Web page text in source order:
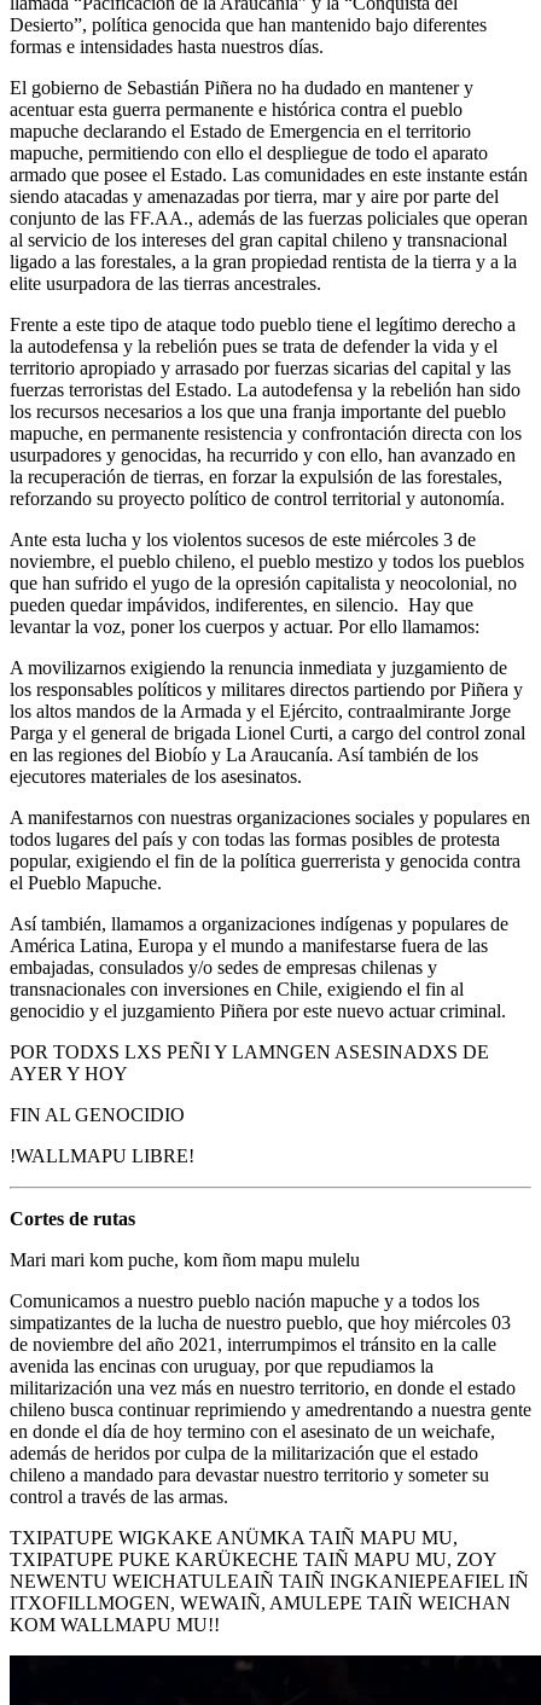
Desierto”, política genocida que han mantenido bajo diferentes
formas e intensidades hasta nuestros días.
El gobierno de Sebastián Piñera no ha dudado en mantener y
acentuar esta guerra permanente e histórica contra el pueblo
mapuche declarando el Estado de Emergencia en el territorio
mapuche, permitiendo con ello el despliegue de todo el aparato
armado que posee el Estado. Las comunidades en este instante están
siendo atacadas y amenazadas por tierra, mar y aire por parte del
conjunto de las FF.AA., además de las fuerzas policiales que operan
al servicio de los intereses del gran capital chileno y transnacional
ligado a las forestales, a la gran propiedad rentista de la tierra y a la
elite usurpadora de las tierras ancestrales.
Frente a este tipo de ataque todo pueblo tiene el legítimo derecho a
la autodefensa y la rebelión pues se trata de defender la vida y el
territorio apropiado y arrasado por fuerzas sicarias del capital y las
fuerzas terroristas del Estado. La autodefensa y la rebelión han sido
los recursos necesarios a los que una franja importante del pueblo
mapuche, en permanente resistencia y confrontación directa con los
usurpadores y genocidas, ha recurrido y con ello, han avanzado en
la recuperación de tierras, en forzar la expulsión de las forestales,
reforzando su proyecto político de control territorial y autonomía.
Ante esta lucha y los violentos sucesos de este miércoles 3 de
noviembre, el pueblo chileno, el pueblo mestizo y todos los pueblos
que han sufrido el yugo de la opresión capitalista y neocolonial, no
pueden quedar impávidos, indiferentes, en silencio. Hay que
levantar la voz, poner los cuerpos y actuar. Por ello llamamos:
A movilizarnos exigiendo la renuncia inmediata y juzgamiento de
los responsables políticos y militares directos partiendo por Piñera y
los altos mandos de la Armada y el Ejército, contraalmirante Jorge
Parga y el general de brigada Lionel Curti, a cargo del control zonal
en las regiones del Biobío y La Araucanía. Así también de los
ejecutores materiales de los asesinatos.
A manifestarnos con nuestras organizaciones sociales y populares en
todos lugares del país y con todas las formas posibles de protesta
popular, exigiendo el fin de la política guerrerista y genocida contra
el Pueblo Mapuche.
Así también, llamamos a organizaciones indígenas y populares de
América Latina, Europa y el mundo a manifestarse fuera de las
embajadas, consulados y/o sedes de empresas chilenas y
transnacionales con inversiones en Chile, exigiendo el fin al
genocidio y el juzgamiento Piñera por este nuevo actuar criminal.
POR TODXS LXS PEÑI Y LAMNGEN ASESINADXS DE
AYER Y HOY
FIN AL GENOCIDIO
!WALLMAPU LIBRE!
Cortes de rutas
Mari mari kom puche, kom ñom mapu mulelu
Comunicamos a nuestro pueblo nación mapuche y a todos los
simpatizantes de la lucha de nuestro pueblo, que hoy miércoles 03
de noviembre del año 2021, interrumpimos el tránsito en la calle
avenida las encinas con uruguay, por que repudiamos la
militarización una vez más en nuestro territorio, en donde el estado
chileno busca continuar reprimiendo y amedrentando a nuestra gente
en donde el día de hoy termino con el asesinato de un weichafe,
además de heridos por culpa de la militarización que el estado
chileno a mandado para devastar nuestro territorio y someter su
control a través de las armas.
TXIPATUPE WIGKAKE ANÜMKA TAIÑ MAPU MU,
TXIPATUPE PUKE KARÜKECHE TAIÑ MAPU MU, ZOY
NEWENTU WEICHATULEAIÑ TAIÑ INGKANIEPEAFIEL IÑ
ITXOFILLMOGEN, WEWAIÑ, AMULEPE TAIÑ WEICHAN
KOM WALLMAPU MU!!